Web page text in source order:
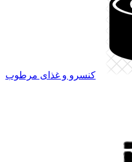
کنسرو و غذای مرطوب